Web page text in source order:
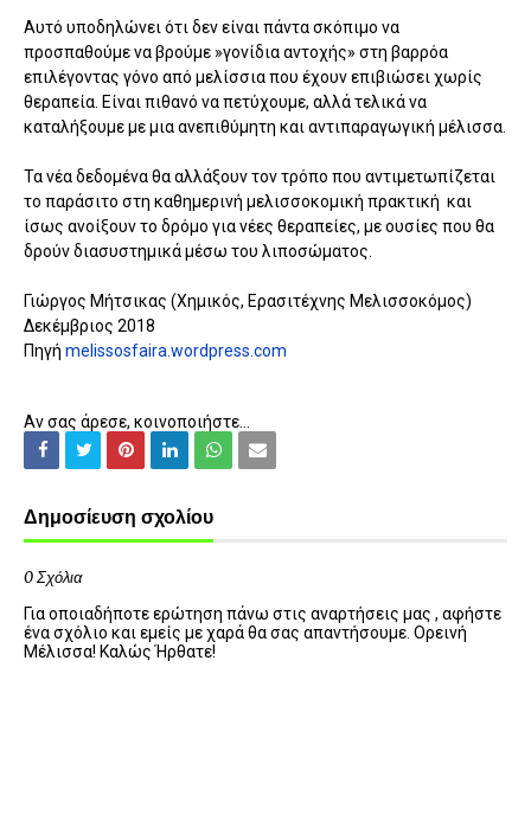
Αυτό υποδηλώνει ότι δεν είναι πάντα σκόπιμο να
προσπαθούμε να βρούμε »γονίδια αντοχής» στη βαρρόα
επιλέγοντας γόνο από μελίσσια που έχουν επιβιώσει χωρίς
θεραπεία. Είναι πιθανό να πετύχουμε, αλλά τελικά να
καταλήξουμε με μια ανεπιθύμητη και αντιπαραγωγική μέλισσα.
Τα νέα δεδομένα θα αλλάξουν τον τρόπο που αντιμετωπίζεται
το παράσιτο στη καθημερινή μελισσοκομική πρακτική και
ίσως ανοίξουν το δρόμο για νέες θεραπείες, με ουσίες που θα
δρούν διασυστημικά μέσω του λιποσώματος.
Γιώργος Μήτσικας (Χημικός, Ερασιτέχνης Μελισσοκόμος)
Δεκέμβριος 2018
Πηγή melissosfaira.wordpress.com
Αν σας άρεσε, κοινοποιήστε...
Δημοσίευση σχολίου
0 Σχόλια
Για οποιαδήποτε ερώτηση πάνω στις αναρτήσεις μας , αφήστε
ένα σχόλιο και εμείς με χαρά θα σας απαντήσουμε. Ορεινή
Μέλισσα! Καλώς Ήρθατε!